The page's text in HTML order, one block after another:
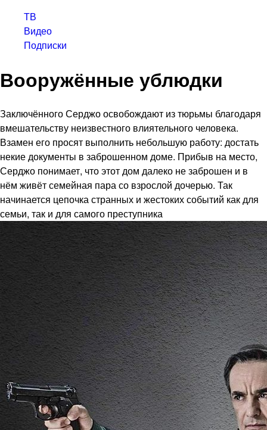
ТВ
Видео
Подписки
Вооружённые ублюдки
Заключённого Серджо освобождают из тюрьмы благодаря
вмешательству неизвестного влиятельного человека.
Взамен его просят выполнить небольшую работу: достать
некие документы в заброшенном доме. Прибыв на место,
Серджо понимает, что этот дом далеко не заброшен и в
нём живёт семейная пара со взрослой дочерью. Так
начинается цепочка странных и жестоких событий как для
семьи, так и для самого преступника